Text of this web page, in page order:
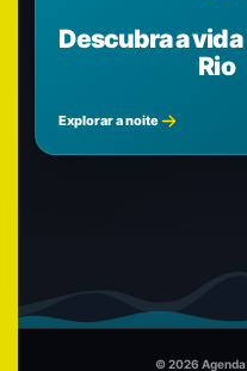
Descubra a
Rio
Explorar a noite
© 2026